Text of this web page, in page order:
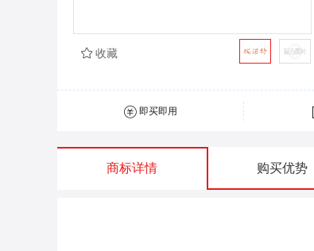
收藏
即买即用
商标详情 购买优势